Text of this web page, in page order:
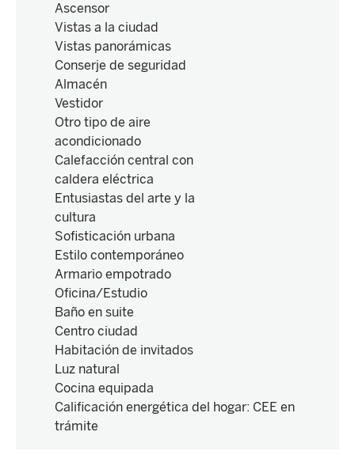
Ascensor
Vistas a la ciudad
Vistas panorámicas
Conserje de seguridad
Almacén
Vestidor
Otro tipo de aire
acondicionado
Calefacción central con
caldera eléctrica
Entusiastas del arte y la
cultura
Sofisticación urbana
Estilo contemporáneo
Armario empotrado
Oficina/Estudio
Baño en suite
Centro ciudad
Habitación de invitados
Luz natural
Cocina equipada
Calificación energética del hogar: CEE en
trámite